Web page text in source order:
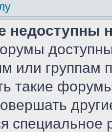
недоступны
или группам
такие